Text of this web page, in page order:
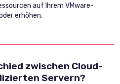
auf Ihrem VMware-
erhöhen.
zwischen Cloud-
Servern?